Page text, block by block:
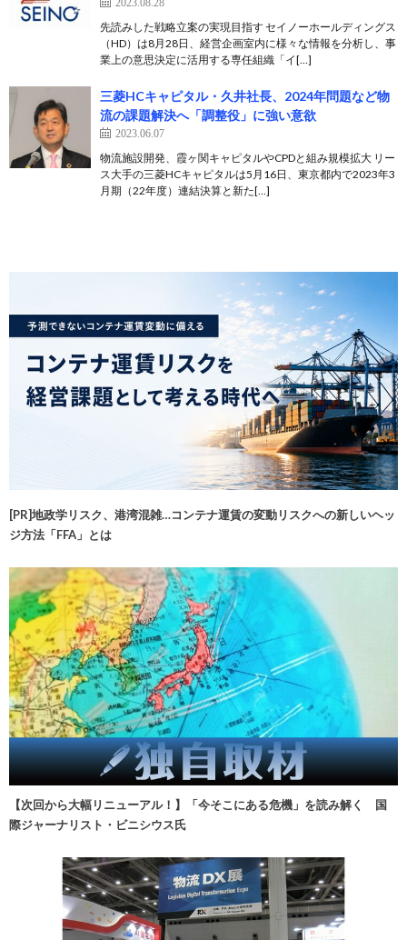
先読みした戦略立案の実現目指す セイノーホールディングス
（HD）は8月28日、経営企画室内に様々な情報を分析し、事
業上の意思決定に活用する専任組織「イ[…]
三菱HCキャピタル・久井社長、2024年問題など物
流の課題解決へ「調整役」に強い意欲
2023.06.07
物流施設開発、霞ヶ関キャピタルやCPDと組み規模拡大 リー
ス大手の三菱HCキャピタルは5月16日、東京都内で2023年3
月期（22年度）連結決算と新た[…]
[PR]地政学リスク、港湾混雑…コンテナ運賃の変動リスクへの新しいヘッ
ジ方法「FFA」とは
【次回から大幅リニューアル！】「今そこにある危機」を読み解く 国
際ジャーナリスト・ビニシウス氏